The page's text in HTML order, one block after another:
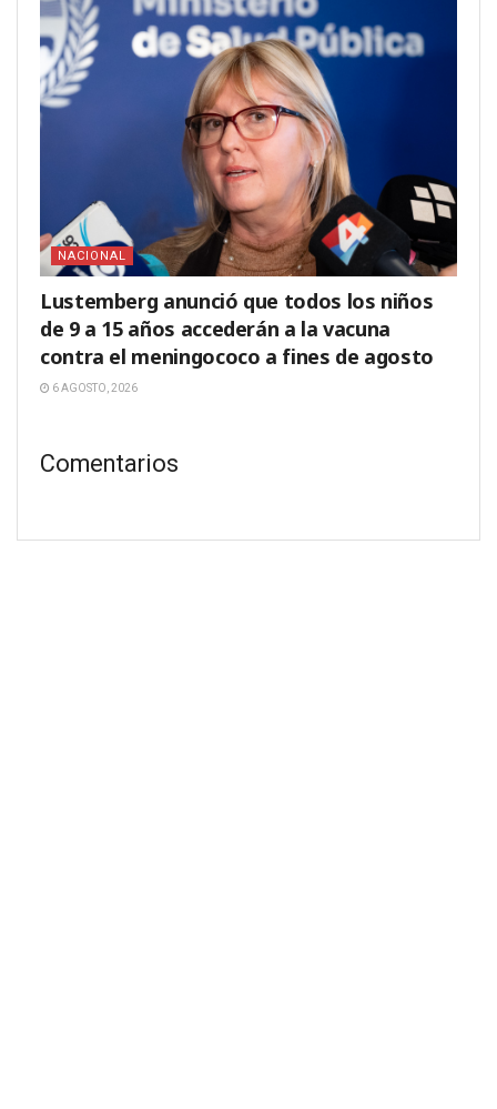
NACIONAL
Lustemberg anunció que todos los niños
de 9 a 15 años accederán a la vacuna
contra el meningococo a fines de agosto
6 AGOSTO, 2026
Comentarios